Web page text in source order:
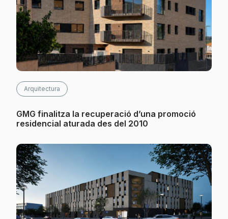
Arquitectura
GMG finalitza la recuperació d’una promoció
residencial aturada des del 2010